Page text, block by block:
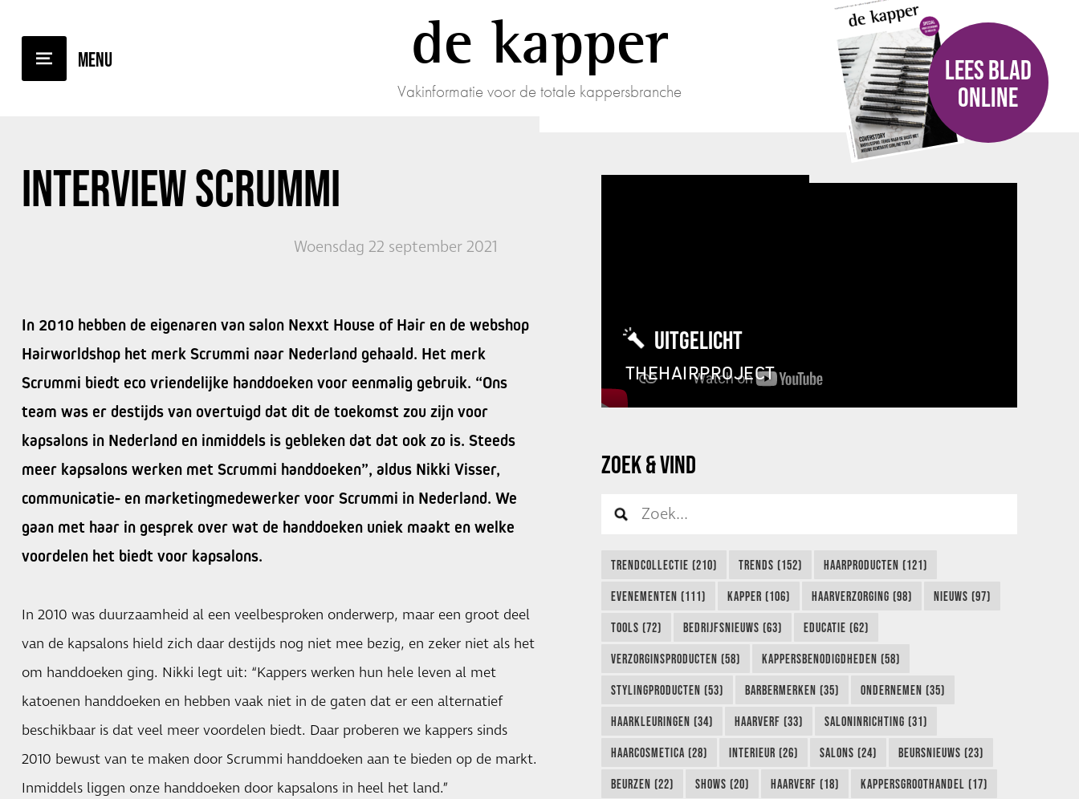
de kapper
Vakinformatie voor de totale kappersbranche
LEES BLAD
ONLINE
INTERVIEWSCRUMMI
Woensdag 22 september 2021
In 2010 hebben de eigenaren van salon Nexxt House of Hair en de webshop
Hairworldshop het merk Scrummi naar Nederland gehaald. Het merk
Scrummi biedt eco vriendelijke handdoeken voor eenmalig gebruik. “Ons
team was er destijds van overtuigd dat dit de toekomst zou zijn voor
kapsalons in Nederland en inmiddels is gebleken dat dat ook zo is. Steeds
meer kapsalons werken met Scrummi handdoeken”, aldus Nikki Visser,
communicatie- en marketingmedewerker voor Scrummi in Nederland. We
gaan met haar in gesprek over wat de handdoeken uniek maakt en welke
voordelen het biedt voor kapsalons.
In 2010 was duurzaamheid al een veelbesproken onderwerp, maar een groot deel
van de kapsalons hield zich daar destijds nog niet mee bezig, en zeker niet als het
om handdoeken ging. Nikki legt uit: “Kappers werken hun hele leven al met
katoenen handdoeken en hebben vaak niet in de gaten dat er een alternatief
beschikbaar is dat veel meer voordelen biedt. Daar proberen we kappers sinds
2010 bewust van te maken door Scrummi handdoeken aan te bieden op de markt.
Inmiddels liggen onze handdoeken door kapsalons in heel het land.”
UITGELICHT
THEHAIRPROJECT
ZOEK & VIND
TRENDCOLLECTIE (210) TRENDS (152) HAARPRODUCTEN (121)
EVENEMENTEN (111) KAPPER (106) HAARVERZORGING (98) NIEUWS (97)
TOOLS (72) BEDRIJFSNIEUWS (63) EDUCATIE (62)
VERZORGINSPRODUCTEN (58) KAPPERSBENODIGDHEDEN (58)
STYLINGPRODUCTEN (53) BARBERMERKEN (35) ONDERNEMEN (35)
HAARKLEURINGEN (34) HAARVERF (33) SALONINRICHTING (31)
HAARCOSMETICA (28) INTERIEUR (26) SALONS (24) BEURSNIEUWS (23)
BEURZEN (22) SHOWS (20) HAARVERF (18) KAPPERSGROOTHANDEL (17)